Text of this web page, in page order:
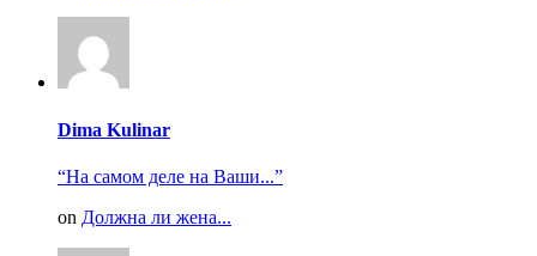
Dima Kulinar
“На самом деле на Ваши...”
on Должна ли жена...